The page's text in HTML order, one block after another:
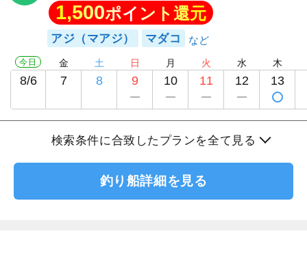
1,500ポイント還元
アジ（マアジ） マダコ
今日
8/6
金
7
土
8
日
9
月
10
火
11
水
12
木
13
検索条件に合致したプランを全て見る
釣り船詳細を見る